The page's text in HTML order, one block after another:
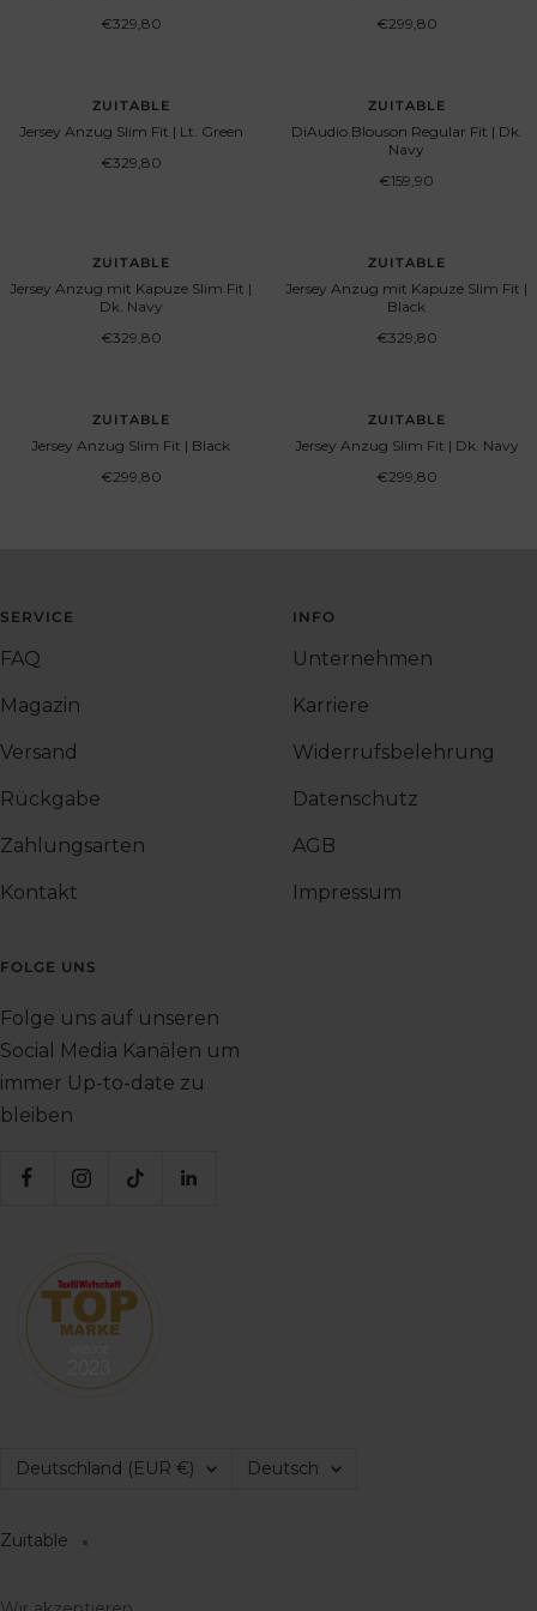
Angebotspreis
€329,80
Angebotspreis
€299,80
ZUITABLE
Jersey Anzug Slim Fit | Lt. Green
Angebotspreis
€329,80
ZUITABLE
DiAudio Blouson Regular Fit | Dk.
Navy
Angebotspreis
€159,90
ZUITABLE
Jersey Anzug mit Kapuze Slim Fit |
Dk. Navy
Angebotspreis
€329,80
ZUITABLE
Jersey Anzug mit Kapuze Slim Fit |
Black
Angebotspreis
€329,80
ZUITABLE
Jersey Anzug Slim Fit | Black
Angebotspreis
€299,80
ZUITABLE
Jersey Anzug Slim Fit | Dk. Navy
Angebotspreis
€299,80
SERVICE
FAQ
Magazin
Versand
Rückgabe
Zahlungsarten
Kontakt
INFO
Unternehmen
Karriere
Widerrufsbelehrung
Datenschutz
AGB
Impressum
FOLGE UNS
Folge uns auf unseren
Social Media Kanälen um
immer Up-to-date zu
bleiben
Land/Region
Deutschland (EUR €) Sprache
Deutsch
Zuitable